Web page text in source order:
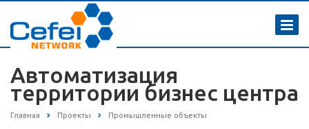
Автоматизация
территории бизнес центра
Главная Проекты Промышленные объекты